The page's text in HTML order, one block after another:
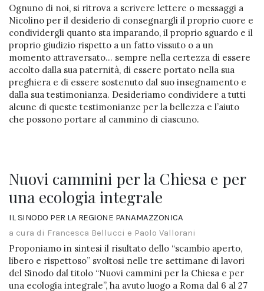
Ognuno di noi, si ritrova a scrivere lettere o messaggi a
Nicolino per il desiderio di consegnargli il proprio cuore e
condividergli quanto sta imparando, il proprio sguardo e il
proprio giudizio rispetto a un fatto vissuto o a un
momento attraversato… sempre nella certezza di essere
accolto dalla sua paternità, di essere portato nella sua
preghiera e di essere sostenuto dal suo insegnamento e
dalla sua testimonianza. Desideriamo condividere a tutti
alcune di queste testimonianze per la bellezza e l’aiuto
che possono portare al cammino di ciascuno.
Nuovi cammini per la Chiesa e per
una ecologia integrale
IL SINODO PER LA REGIONE PANAMAZZONICA
a cura di Francesca Bellucci e Paolo Vallorani
Proponiamo in sintesi il risultato dello “scambio aperto,
libero e rispettoso” svoltosi nelle tre settimane di lavori
del Sinodo dal titolo “Nuovi cammini per la Chiesa e per
una ecologia integrale”, ha avuto luogo a Roma dal 6 al 27